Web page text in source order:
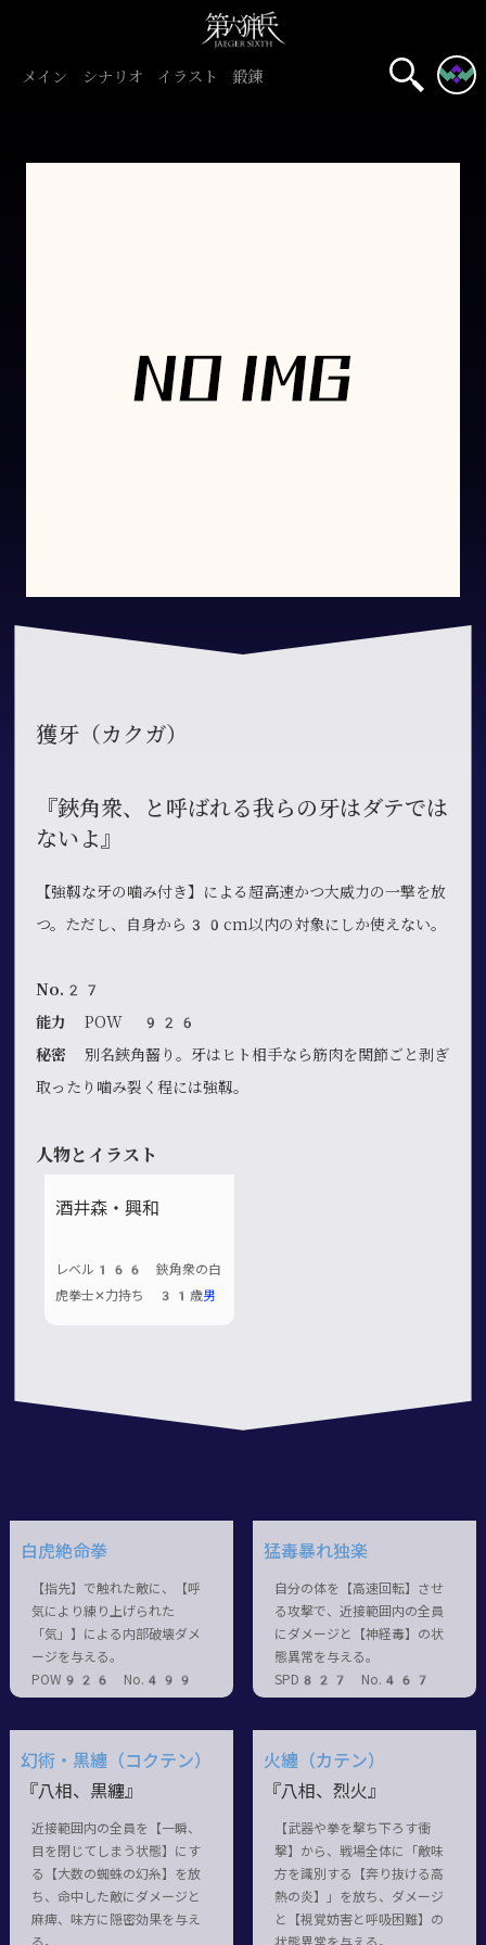
メイン シナリオ イラスト 鍛錬
獲牙（カクガ）
『鋏角衆、と呼ばれる我らの牙はダテでは
ないよ』
【強靱な牙の噛み付き】による超高速かつ大威力の一撃を放
つ。ただし、自身から30cm以内の対象にしか使えない。
No.27
能力POW 926
秘密 別名鋏角齧り。牙はヒト相手なら筋肉を関節ごと剥ぎ
取ったり噛み裂く程には強靱。
人物とイラスト
酒井森・興和
レベル166 鋏角衆の白
虎拳士✕力持ち 31歳男
白虎絶命拳
【指先】で触れた敵に、【呼
気により練り上げられた
「気」】による内部破壊ダメ
ージを与える。
POW926 No.499
猛毒暴れ独楽
自分の体を【高速回転】させ
る攻撃で、近接範囲内の全員
にダメージと【神経毒】の状
態異常を与える。
SPD827 No.467
幻術・黒纏（コクテン）
『八相、黒纏』
近接範囲内の全員を【一瞬、
目を閉じてしまう状態】にす
る【大数の蜘蛛の幻糸】を放
ち、命中した敵にダメージと
麻痺、味方に隠密効果を与え
火纏（カテン）
『八相、烈火』
【武器や拳を撃ち下ろす衝
撃】から、戦場全体に「敵味
方を識別する【奔り抜ける高
熱の炎】」を放ち、ダメージ
と【視覚妨害と呼吸困難】の